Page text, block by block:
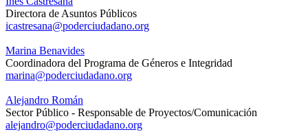
Directora de Asuntos Públicos
icastresana@poderciudadano.org
Marina Benavides
Coordinadora del Programa de Géneros e Integridad
marina@poderciudadano.org
Alejandro Román
Sector Público - Responsable de Proyectos/Comunicación
alejandro@poderciudadano.org